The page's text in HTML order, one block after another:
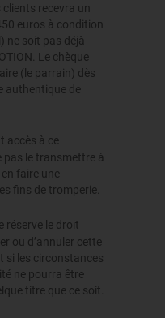
recevra un
euros à condition
ne soit pas déjà
Le chèque
(le parrain) dès
authentique de
accès à ce
pas le transmettre à
faire une
fins de tromperie.
réserve le droit
ou d’annuler cette
si les circonstances
ne pourra être
titre que ce soit.